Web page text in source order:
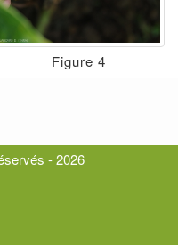
Figure 4
- 2026